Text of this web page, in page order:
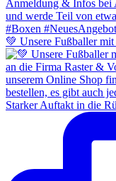
💚 Unsere Fußballer
Starker Auftakt in die